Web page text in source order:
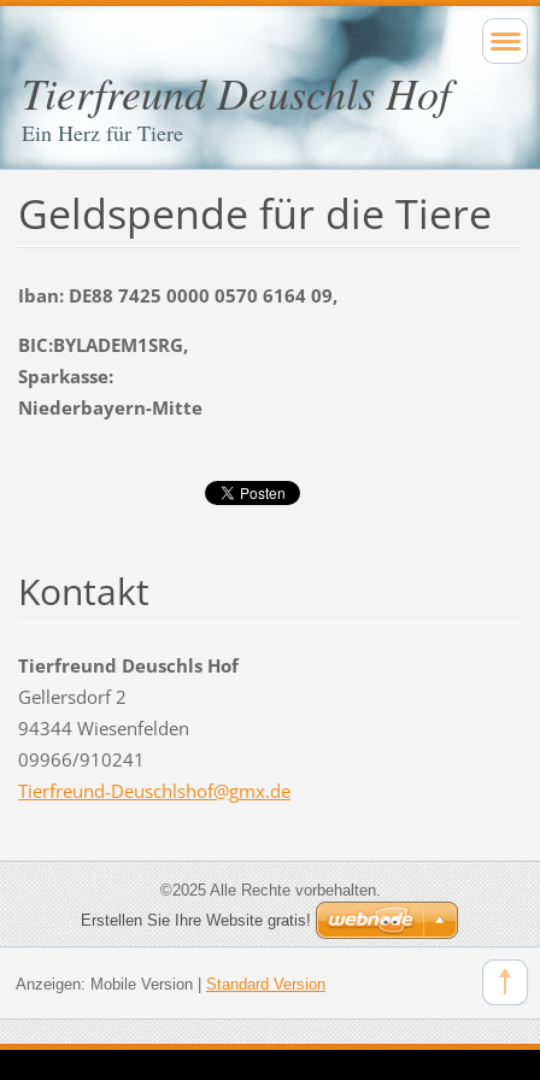
Tierfreund Deuschls Hof
Ein Herz für Tiere
Geldspende für die Tiere
Iban: DE88 7425 0000 0570 6164 09,
BIC:BYLADEM1SRG,
Sparkasse:
Niederbayern-Mitte
Kontakt
Tierfreund Deuschls Hof
Gellersdorf 2
94344 Wiesenfelden
09966/910241
Tierfreund-Deuschlshof@gmx.de
©2025 Alle Rechte vorbehalten.
Erstellen Sie Ihre Website gratis!
Anzeigen: Mobile Version| Standard Version